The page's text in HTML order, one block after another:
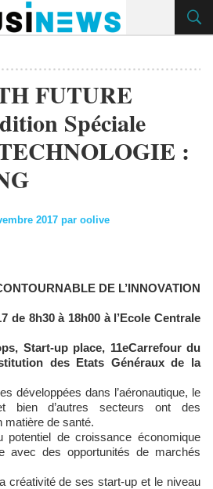
FUTURE
Spéciale
:
2017 par oolive
DE L’INNOVATION
de 8h30 à 18h00 à l’Ecole Centrale
Start-up place, 11eCarrefour du
des Etats Généraux de la
développées dans l’aéronautique, le
bien d’autres secteurs ont des
matière de santé.
potentiel de croissance économique
avec des opportunités de marchés
créativité de ses start-up et le niveau